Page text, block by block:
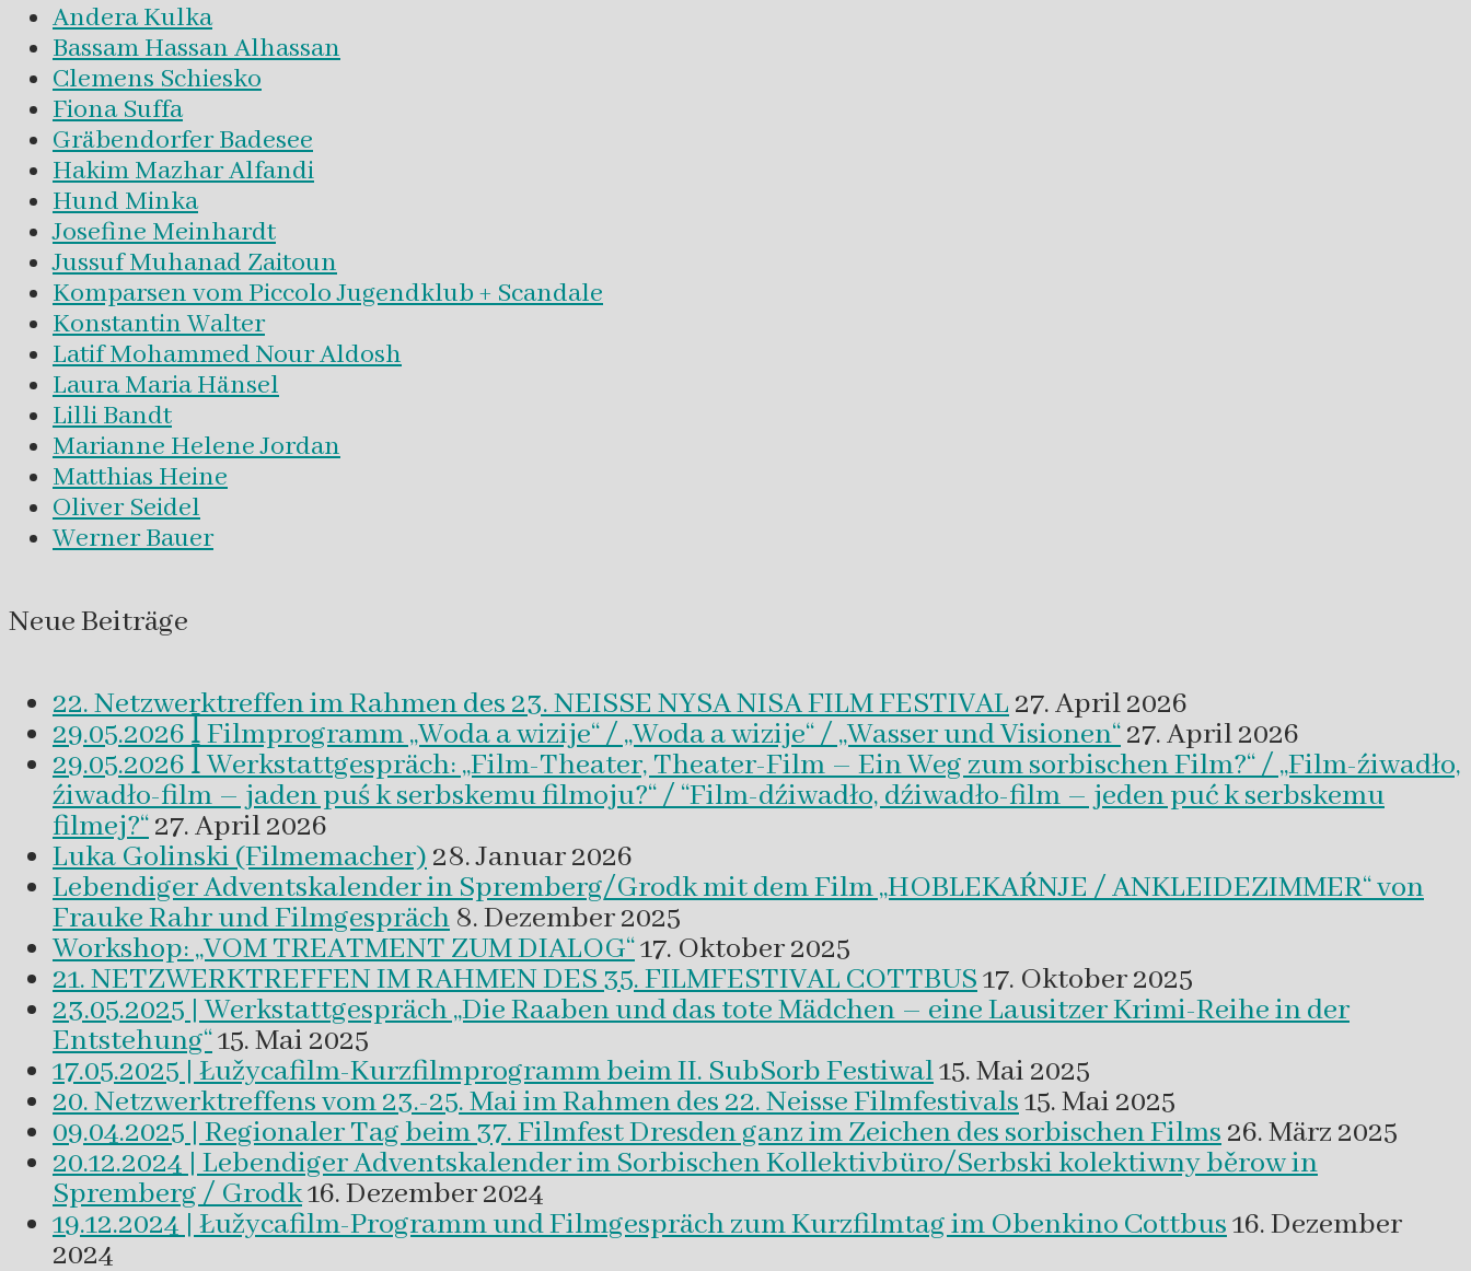
Andera Kulka
Bassam Hassan Alhassan
Clemens Schiesko
Fiona Suffa
Gräbendorfer Badesee
Hakim Mazhar Alfandi
Hund Minka
Josefine Meinhardt
Jussuf Muhanad Zaitoun
Komparsen vom Piccolo Jugendklub + Scandale
Konstantin Walter
Latif Mohammed Nour Aldosh
Laura Maria Hänsel
Lilli Bandt
Marianne Helene Jordan
Matthias Heine
Oliver Seidel
Werner Bauer
Neue Beiträge
22. Netzwerktreffen im Rahmen des 23. NEISSE NYSA NISA FILM FESTIVAL27. April 2026
29.05.2026 ꟾ Filmprogramm „Woda a wizije“ / „Woda a wizije“ / „Wasser und Visionen“27. April 2026
29.05.2026 ꟾ Werkstattgespräch: „Film-Theater, Theater-Film – Ein Weg zum sorbischen Film?“ / „Film-źiwadło,
źiwadło-film – jaden puś k serbskemu filmoju?“ / “Film-dźiwadło, dźiwadło-film – jeden puć k serbskemu
filmej?“27. April 2026
Luka Golinski (Filmemacher)28. Januar 2026
Lebendiger Adventskalender in Spremberg/Grodk mit dem Film „HOBLEKAŔNJE / ANKLEIDEZIMMER“ von
Frauke Rahr und Filmgespräch 8. Dezember 2025
Workshop: „VOM TREATMENT ZUM DIALOG“17. Oktober 2025
21. NETZWERKTREFFEN IM RAHMEN DES 35. FILMFESTIVAL COTTBUS17. Oktober 2025
23.05.2025 | Werkstattgespräch „Die Raaben und das tote Mädchen – eine Lausitzer Krimi-Reihe in der
Entstehung“15. Mai 2025
17.05.2025 | Łužycafilm-Kurzfilmprogramm beim II. SubSorb Festiwal15. Mai 2025
20. Netzwerktreffens vom 23.-25. Mai im Rahmen des 22. Neisse Filmfestivals15. Mai 2025
09.04.2025 | Regionaler Tag beim 37. Filmfest Dresden ganz im Zeichen des sorbischen Films26. März 2025
20.12.2024 | Lebendiger Adventskalender im Sorbischen Kollektivbüro/Serbski kolektiwny běrow in
Spremberg / Grodk16. Dezember 2024
19.12.2024 | Łužycafilm-Programm und Filmgespräch zum Kurzfilmtag im Obenkino Cottbus16. Dezember
2024